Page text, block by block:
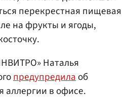
перекрестная пищевая
на фрукты и ягоды,
Наталья
предупредилаоб
аллергии в офисе.